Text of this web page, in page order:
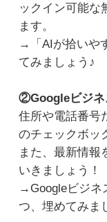
ックイン可能な
ます。
→「AIが拾いや
てみましょう♪
②Googleビジネ
住所や電話番号
のチェックボッ
また、最新情報
いきましょう！
→Googleビジネ
つ、埋めてみま